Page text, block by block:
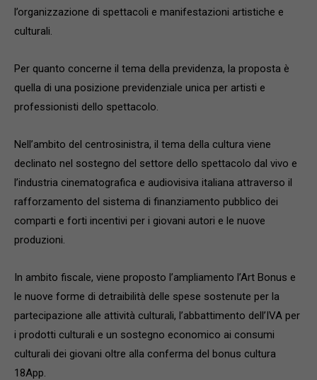
l’organizzazione di spettacoli e manifestazioni artistiche e
culturali.
Per quanto concerne il tema della previdenza, la proposta è
quella di una posizione previdenziale unica per artisti e
professionisti dello spettacolo.
Nell’ambito del centrosinistra, il tema della cultura viene
declinato nel sostegno del settore dello spettacolo dal vivo e
l’industria cinematografica e audiovisiva italiana attraverso il
rafforzamento del sistema di finanziamento pubblico dei
comparti e forti incentivi per i giovani autori e le nuove
produzioni.
In ambito fiscale, viene proposto l’ampliamento l’Art Bonus e
le nuove forme di detraibilità delle spese sostenute per la
partecipazione alle attività culturali, l’abbattimento dell’IVA per
i prodotti culturali e un sostegno economico ai consumi
culturali dei giovani oltre alla conferma del bonus cultura
18App.